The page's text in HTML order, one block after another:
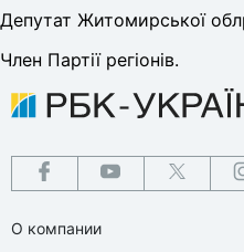
Депутат Житомирської
Член Партії регіонів.
О компании